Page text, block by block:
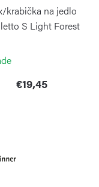
krabička na jedlo
S Light Forest
€19,45